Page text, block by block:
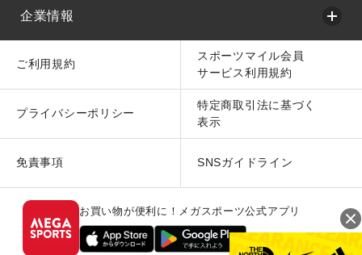
企業情報
ご利用規約
スポーツマイル会員
サービス利用規約
プライバシーポリシー
特定商取引法に基づく
表示
免責事項 SNSガイドライン
お買い物が便利に！メガスポーツ公式アプリ